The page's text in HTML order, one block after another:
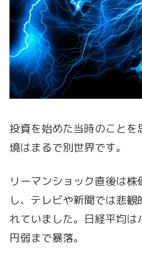
投資を始めた当時のこと
境はまるで別世界です。
リーマンショック直後は
し、テレビや新聞では悲
れていました。日経平均
円弱まで暴落。